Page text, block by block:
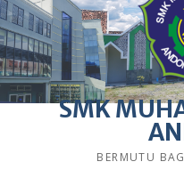
SMK
BERMUTU